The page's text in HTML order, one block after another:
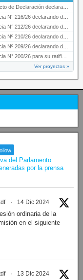
de interés provincial PRESIDENCI…
de interés provincial la labor …
de interés provincial el “50° A…
de interés provincial el proyec…
de interés provincial la presen…
200/26 para su ratificación.
Ver proyectos »
del Parlamento
por la prensa
· 14 Dic 2024
ordinaria de la
en el siguiente
· 13 Dic 2024